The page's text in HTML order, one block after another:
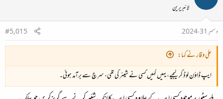
لائبریرین
دسمبر 31، 2024
#5,015
علی وقار نے کہا:
ایپ ڈاؤن لوڈ کر لیجیے، یہیں کہیں کسی نے شیئر کی تھی، سرچ سے برآمد ہوئی۔